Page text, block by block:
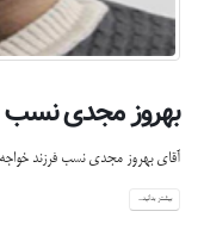
بهروز مجدی نسب
آقای بهروز مجدی نسب فرزند
بیشتر بدانید...